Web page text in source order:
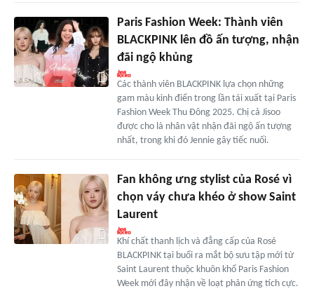
Paris Fashion Week: Thành viên
BLACKPINK lên đồ ấn tượng, nhận
đãi ngộ khủng
Các thành viên BLACKPINK lựa chọn những
gam màu kinh điển trong lần tái xuất tại Paris
Fashion Week Thu Đông 2025. Chị cả Jisoo
được cho là nhân vật nhận đãi ngộ ấn tượng
nhất, trong khi đó Jennie gây tiếc nuối.
Fan không ưng stylist của Rosé vì
chọn váy chưa khéo ở show Saint
Laurent
Khí chất thanh lịch và đẳng cấp của Rosé
BLACKPINK tại buổi ra mắt bộ sưu tập mới từ
Saint Laurent thuộc khuôn khổ Paris Fashion
Week mới đây nhận về loạt phản ứng tích cực.